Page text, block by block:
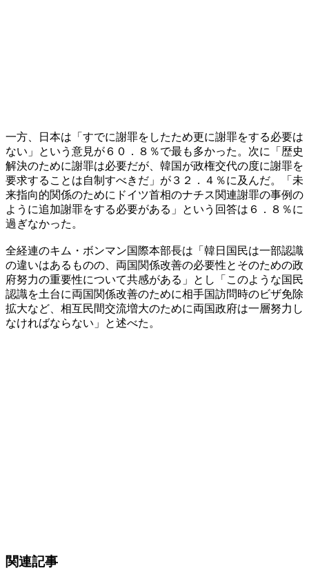
一方、日本は「すでに謝罪をしたため更に謝罪をする必要は
ない」という意見が６０．８％で最も多かった。次に「歴史
解決のために謝罪は必要だが、韓国が政権交代の度に謝罪を
要求することは自制すべきだ」が３２．４％に及んだ。「未
来指向的関係のためにドイツ首相のナチス関連謝罪の事例の
ように追加謝罪をする必要がある」という回答は６．８％に
過ぎなかった。
全経連のキム・ボンマン国際本部長は「韓日国民は一部認識
の違いはあるものの、両国関係改善の必要性とそのための政
府努力の重要性について共感がある」とし「このような国民
認識を土台に両国関係改善のために相手国訪問時のビザ免除
拡大など、相互民間交流増大のために両国政府は一層努力し
なければならない」と述べた。
関連記事